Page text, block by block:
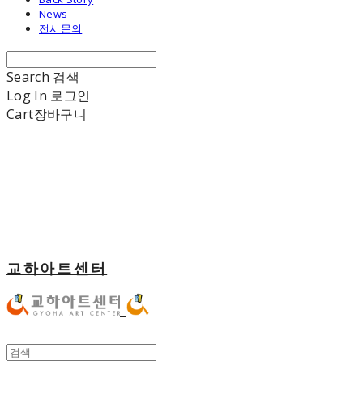
News
전시문의
Search 검색
Log In 로그인
Cart장바구니
교하아트센터